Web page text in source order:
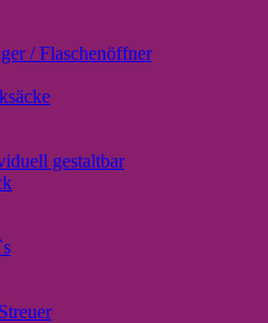
/ Flaschenöffner
gestaltbar